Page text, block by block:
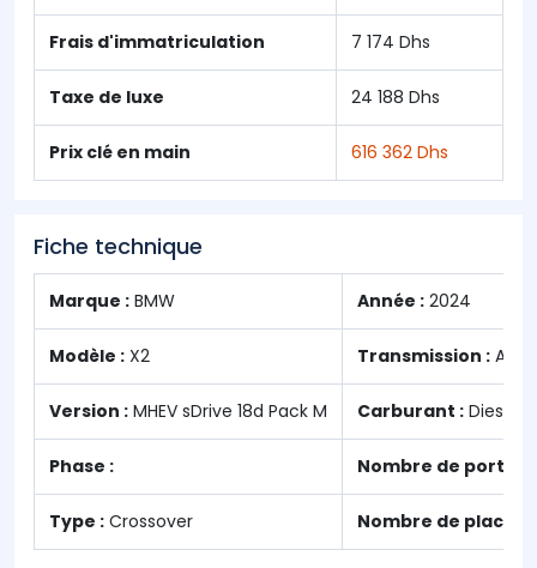
Frais d'immatriculation 7 174 Dhs
Taxe de luxe 24 188 Dhs
Prix clé en main 616 362 Dhs
Fiche technique
Marque : BMW Année : 2024
Modèle : X2 Transmission :
Version : MHEV sDrive 18d Pack M Carburant : Diesel
Phase : Nombre de portes :
Type : Crossover Nombre de places :